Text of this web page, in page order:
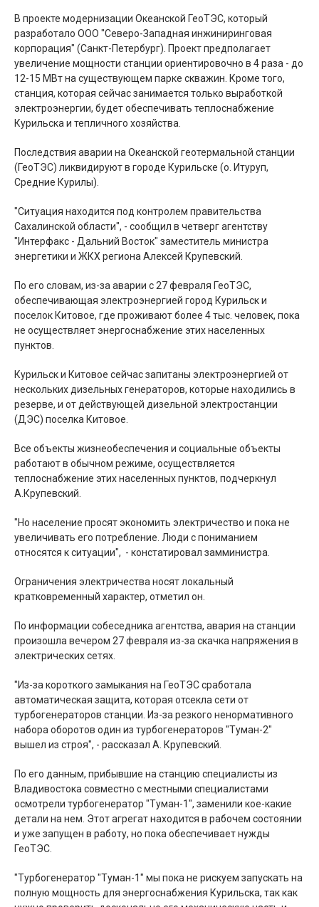
В проекте модернизации Океанской ГеоТЭС, который
разработало ООО "Северо-Западная инжиниринговая
корпорация" (Санкт-Петербург). Проект предполагает
увеличение мощности станции ориентировочно в 4 раза - до
12-15 МВт на существующем парке скважин. Кроме того,
станция, которая сейчас занимается только выработкой
электроэнергии, будет обеспечивать теплоснабжение
Курильска и тепличного хозяйства.
Последствия аварии на Океанской геотермальной станции
(ГеоТЭС) ликвидируют в городе Курильске (о. Итуруп,
Средние Курилы).
"Ситуация находится под контролем правительства
Сахалинской области", - сообщил в четверг агентству
"Интерфакс­ - Дальний Восток" заместитель министра
энергетики и ЖКХ региона Алексей Крупевский.
По его словам, из-за аварии с 27 февраля ГеоТЭС,
обеспечивающая электроэнергией город Курильск и
поселок Китовое, где проживают более 4 тыс. человек, пока
не осуществляет энергоснабжение этих населенных
пунктов.
Курильск и Китовое сейчас запитаны электроэнергией от
нескольких дизельных генераторов, которые находились в
резерве, и от действующей дизельной электростанции
(ДЭС) поселка Китовое.
Все объекты жизнеобеспечения и социальные объекты
работают в обычном режиме, осуществляется
теплоснабжение этих населенных пунктов, подчеркнул
А.Крупевский.
"Но население просят экономить электричество и пока не
увеличивать его потребление. Люди с пониманием
относятся к ситуации", ­ - констатировал замминистра.
Ограничения электричества носят локальный
кратковременный характер, отметил он.
По информации собеседника агентства, авария на станции
произошла вечером 27 февраля из-за скачка напряжения в
электрических сетях.
"Из-за короткого замыкания на ГеоТЭС сработала
автоматическая защита, которая отсекла сети от
турбогенераторов станции. Из-за резкого ненормативного
набора оборотов один из турбогенераторов "Туман-2"
вышел из строя", - рассказал А. Крупевский.
По его данным, прибывшие на станцию специалисты из
Владивостока совместно с местными специалистами
осмотрели турбогенератор "Туман-1", заменили кое-какие
детали на нем. Этот агрегат находится в рабочем состоянии
и уже запущен в работу, но пока обеспечивает нужды
ГеоТЭС.
"Турбогенератор "Туман-1" мы пока не рискуем запускать на
полную мощность для энергоснабжения Курильска, так как